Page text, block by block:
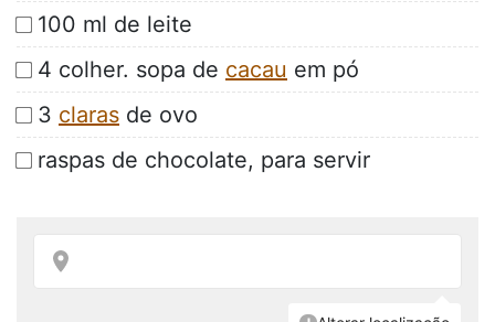
100 ml de leite
4 colher. sopa de cacau em pó
3 claras de ovo
raspas de chocolate, para servir